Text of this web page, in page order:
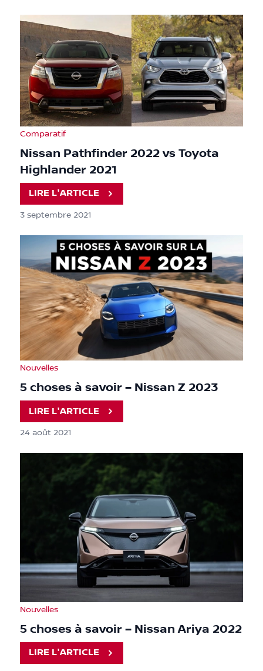
Comparatif
Nissan Pathfinder 2022 vs Toyota
Highlander 2021
LIRE L'ARTICLE
3 septembre 2021
Nouvelles
5 choses à savoir – Nissan Z 2023
LIRE L'ARTICLE
24 août 2021
Nouvelles
5 choses à savoir – Nissan Ariya 2022
LIRE L'ARTICLE